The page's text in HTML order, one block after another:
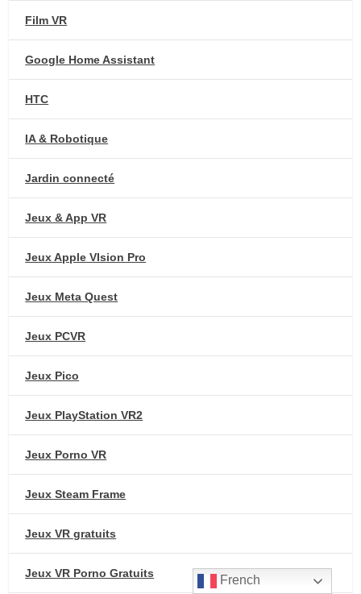
Film VR
Google Home Assistant
HTC
IA & Robotique
Jardin connecté
Jeux & App VR
Jeux Apple VIsion Pro
Jeux Meta Quest
Jeux PCVR
Jeux Pico
Jeux PlayStation VR2
Jeux Porno VR
Jeux Steam Frame
Jeux VR gratuits
Jeux VR Porno Gratuits
French